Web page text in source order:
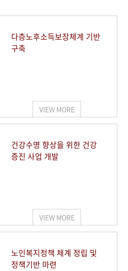
다층노후소득보장체계 기반
구축
VIEW MORE
건강수명 향상을 위한 건강
증진 사업 개발
VIEW MORE
노인복지정책 체계 정립 및
정책기반 마련